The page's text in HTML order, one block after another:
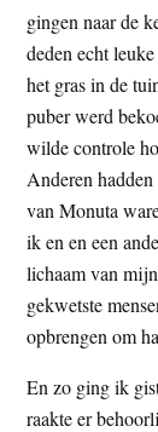
gingen naar de
deden echt
het gras in de
puber werd
wilde controle
Anderen
van Monuta
ik en en een
lichaam van
gekwetste
opbrengen om
En zo ging ik
raakte er